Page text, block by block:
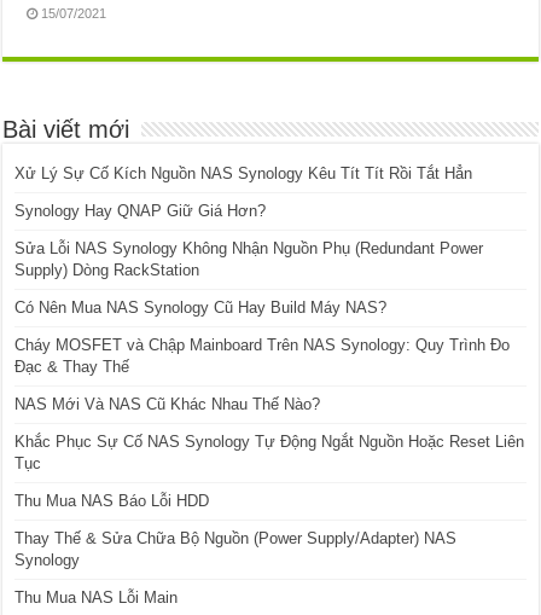
15/07/2021
Bài viết mới
Xử Lý Sự Cố Kích Nguồn NAS Synology Kêu Tít Tít Rồi Tắt Hẳn
Synology Hay QNAP Giữ Giá Hơn?
Sửa Lỗi NAS Synology Không Nhận Nguồn Phụ (Redundant Power
Supply) Dòng RackStation
Có Nên Mua NAS Synology Cũ Hay Build Máy NAS?
Cháy MOSFET và Chập Mainboard Trên NAS Synology: Quy Trình Đo
Đạc & Thay Thế
NAS Mới Và NAS Cũ Khác Nhau Thế Nào?
Khắc Phục Sự Cố NAS Synology Tự Động Ngắt Nguồn Hoặc Reset Liên
Tục
Thu Mua NAS Báo Lỗi HDD
Thay Thế & Sửa Chữa Bộ Nguồn (Power Supply/Adapter) NAS
Synology
Thu Mua NAS Lỗi Main